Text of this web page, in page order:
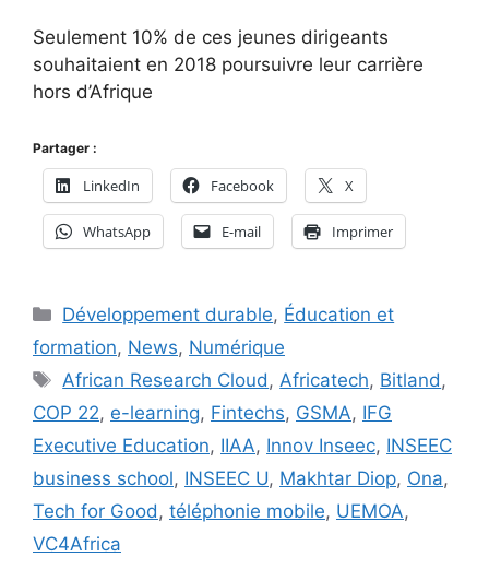
Seulement 10% de ces jeunes dirigeants
souhaitaient en 2018 poursuivre leur carrière
hors d’Afrique
Partager :
LinkedIn Facebook X
WhatsApp E-mail Imprimer
Catégories
Développement durable, Éducation et
formation, News, Numérique
Étiquettes
African Research Cloud,Africatech, Bitland,
COP 22, e-learning, Fintechs, GSMA, IFG
Executive Education, IIAA, Innov Inseec, INSEEC
business school, INSEEC U, Makhtar Diop, Ona,
Tech for Good, téléphonie mobile, UEMOA,
VC4Africa